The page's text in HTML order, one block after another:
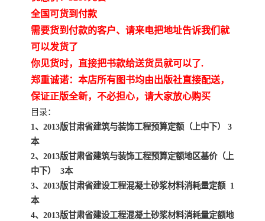
全国可货到付款
需要货到付款的客户、请来电把地址告诉我们就
可以发货了
你见货时，直接把书款给送货员就可以了.
郑重诚诺：本店所有图书均由出版社直接配送，
保证正版全新，不必担心，请大家放心购买
目录：
1、2013版甘肃省建筑与装饰工程预算定额（上中下） 3
本
2、2013版甘肃省建筑与装饰工程预算定额地区基价（上
中下） 3本
3、2013版甘肃省建设工程混凝土砂浆材料消耗量定额 1
本
4、2013版甘肃省建设工程混凝土砂浆材料消耗量定额地
锅炉及压力容器规范国际
性规范ASME
广东省建设工程预算定额
湖北省建设工程预算定额 年考军校教材资料
甘肃省建设工程预算定额 山西省建设工程预算定额
内蒙古建设工程预算定额
陕西建设工程消耗量定额
贵州水利水电定额
青海省建筑工程消耗量定